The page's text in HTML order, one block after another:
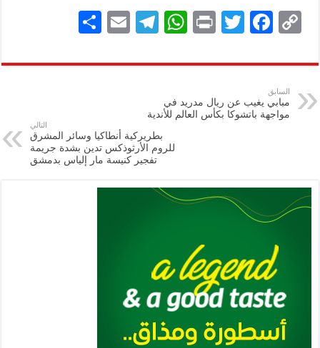
C
p
y
Li
F
eb
k
T
tt
P
nt
W
at
A
p
p
Te
gr
E
ai
ar
السابق
مبابي يغيب عن ريال مدريد في
مواجهة باتشوكا بكأس العالم للأندية
التالي
بطريركية أنطاكيا وسائر المشرق
للروم الأرثوذكس تدين بشدة جريمة
تفجير كنيسة مار إلياس بدمشق